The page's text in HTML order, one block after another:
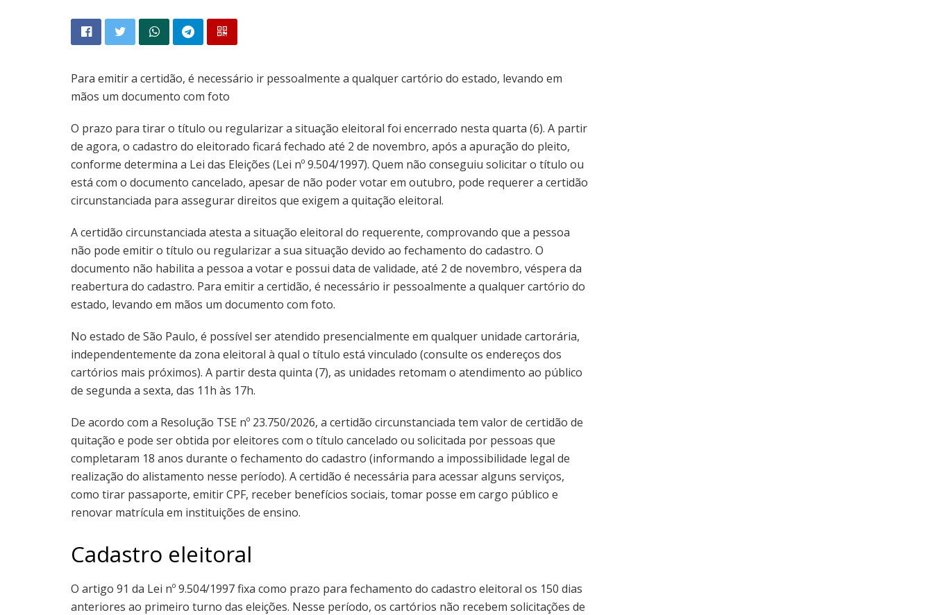
Para emitir a certidão, é necessário ir pessoalmente a qualquer cartório do estado, levando em
mãos um documento com foto
O prazo para tirar o título ou regularizar a situação eleitoral foi encerrado nesta quarta (6). A partir
de agora, o cadastro do eleitorado ficará fechado até 2 de novembro, após a apuração do pleito,
conforme determina a Lei das Eleições (Lei nº 9.504/1997). Quem não conseguiu solicitar o título ou
está com o documento cancelado, apesar de não poder votar em outubro, pode requerer a certidão
circunstanciada para assegurar direitos que exigem a quitação eleitoral.
A certidão circunstanciada atesta a situação eleitoral do requerente, comprovando que a pessoa
não pode emitir o título ou regularizar a sua situação devido ao fechamento do cadastro. O
documento não habilita a pessoa a votar e possui data de validade, até 2 de novembro, véspera da
reabertura do cadastro. Para emitir a certidão, é necessário ir pessoalmente a qualquer cartório do
estado, levando em mãos um documento com foto.
No estado de São Paulo, é possível ser atendido presencialmente em qualquer unidade cartorária,
independentemente da zona eleitoral à qual o título está vinculado (consulte os endereços dos
cartórios mais próximos). A partir desta quinta (7), as unidades retomam o atendimento ao público
de segunda a sexta, das 11h às 17h.
De acordo com a Resolução TSE nº 23.750/2026, a certidão circunstanciada tem valor de certidão de
quitação e pode ser obtida por eleitores com o título cancelado ou solicitada por pessoas que
completaram 18 anos durante o fechamento do cadastro (informando a impossibilidade legal de
realização do alistamento nesse período). A certidão é necessária para acessar alguns serviços,
como tirar passaporte, emitir CPF, receber benefícios sociais, tomar posse em cargo público e
renovar matrícula em instituições de ensino.
Cadastro eleitoral
O artigo 91 da Lei nº 9.504/1997 fixa como prazo para fechamento do cadastro eleitoral os 150 dias
anteriores ao primeiro turno das eleições. Nesse período, os cartórios não recebem solicitações de